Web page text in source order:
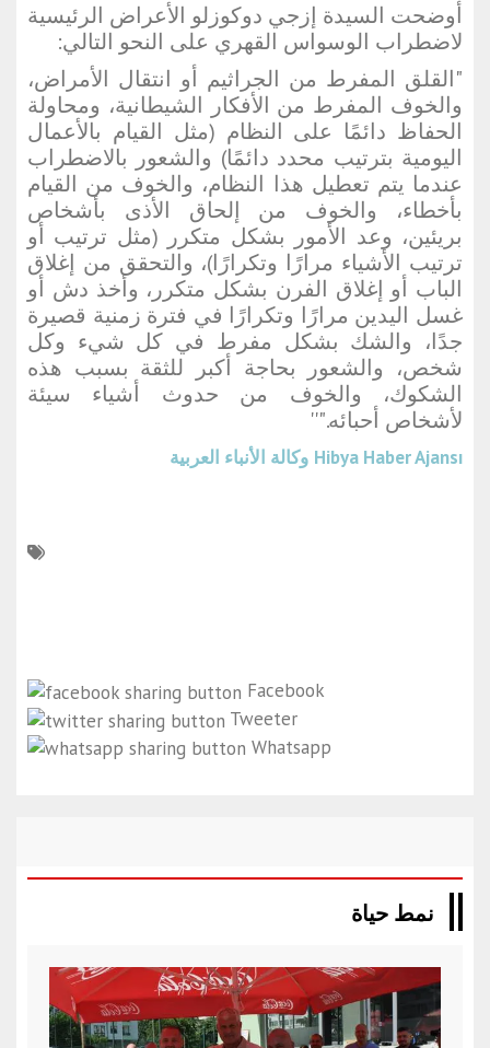
أوضحت السيدة إزجي دوكوزلو الأعراض الرئيسية
لاضطراب الوسواس القهري على النحو التالي:
"القلق المفرط من الجراثيم أو انتقال الأمراض،
والخوف المفرط من الأفكار الشيطانية، ومحاولة
الحفاظ دائمًا على النظام (مثل القيام بالأعمال
اليومية بترتيب محدد دائمًا) والشعور بالاضطراب
عندما يتم تعطيل هذا النظام، والخوف من القيام
بأخطاء، والخوف من إلحاق الأذى بأشخاص
بريئين، وعد الأمور بشكل متكرر (مثل ترتيب أو
ترتيب الأشياء مرارًا وتكرارًا)، والتحقق من إغلاق
الباب أو إغلاق الفرن بشكل متكرر، وأخذ دش أو
غسل اليدين مرارًا وتكرارًا في فترة زمنية قصيرة
جدًا، والشك بشكل مفرط في كل شيء وكل
شخص، والشعور بحاجة أكبر للثقة بسبب هذه
الشكوك، والخوف من حدوث أشياء سيئة
لأشخاص أحبائه."''
Hibya Haber Ajansı وكالة الأنباء العربية
Facebook
Tweeter
Whatsapp
نمط حياة